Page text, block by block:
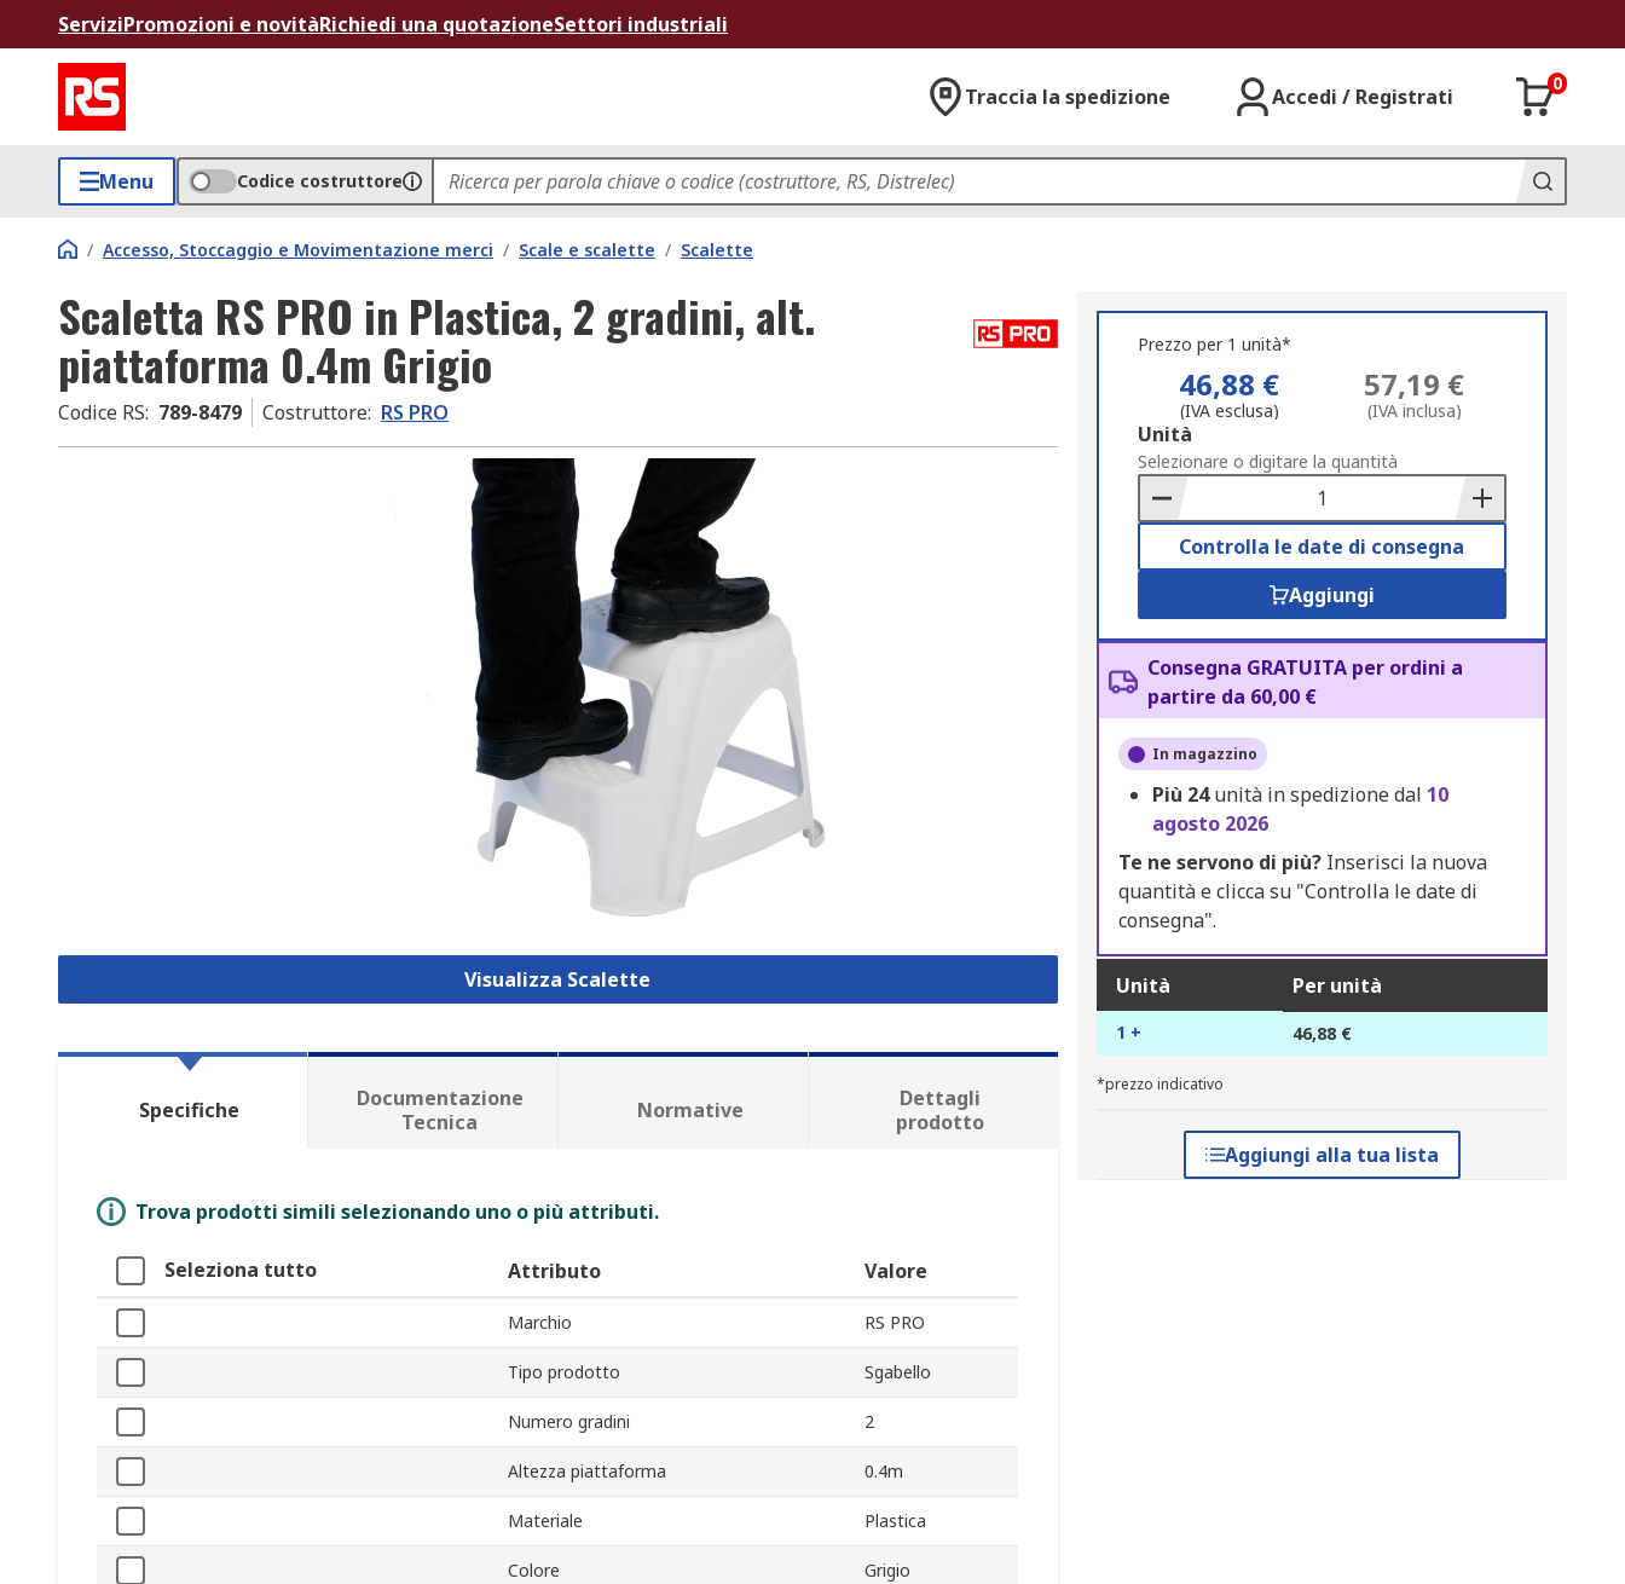
ServiziPromozioni e novitàRichiedi una quotazioneSettori industriali
Traccia la spedizione Accedi / Registrati
0
Menu Codice costruttore
/ Accesso, Stoccaggio e Movimentazione merci / Scale e scalette / Scalette
Scaletta RS PRO in Plastica, 2 gradini, alt.
piattaforma 0.4m Grigio
Codice RS: 789-8479 Costruttore: RS PRO
Visualizza Scalette
Prezzo per 1 unità*
46,88 €
(IVA esclusa)
57,19 €
(IVA inclusa)
Add
to
Basket
Unità
Selezionare o digitare la quantità
Controlla le date di consegna
Aggiungi
Consegna GRATUITA per ordini a
partire da 60,00 €
In magazzino
Più 24unità in spedizione dal 10
agosto 2026
Te ne servono di più?Inserisci la nuova
quantità e clicca su "Controlla le date di
consegna".
Unità Per unità
1 + 46,88 €
*prezzo indicativo
Aggiungi alla tua lista
Specifiche
Documentazione
Tecnica
Normative
Dettagli
prodotto
Trova prodotti simili selezionando uno o più attributi.
Seleziona tutto Attributo Valore
Marchio RS PRO
Tipo prodotto Sgabello
Numero gradini 2
Altezza piattaforma 0.4m
Materiale Plastica
Colore Grigio